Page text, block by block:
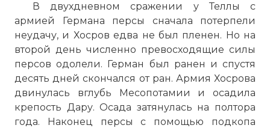
В двухдневном сражении у Теллы с
армией Германа персы сначала потерпели
неудачу, и Хосров едва не был пленен. Но на
второй день численно превосходящие силы
персов одолели. Герман был ранен и спустя
десять дней скончался от ран. Армия Хосрова
двинулась вглубь Месопотамии и осадила
крепость Дару. Осада затянулась на полтора
года. Наконец персы с помощью подкопа